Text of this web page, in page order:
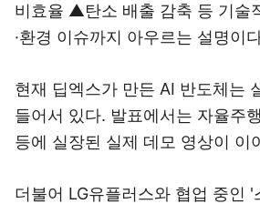
비효율 ▲탄소 배출 감축 등 기술
·환경 이슈까지 아우르는 설명이
현재 딥엑스가 만든 AI 반도체는
들어서 있다. 발표에서는 자율주
등에 실장된 실제 데모 영상이 이
더불어 LG유플러스와 협업 중인